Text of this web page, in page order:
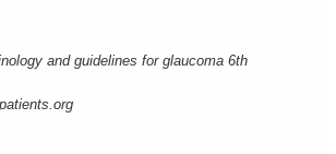
and guidelines for glaucoma 6th